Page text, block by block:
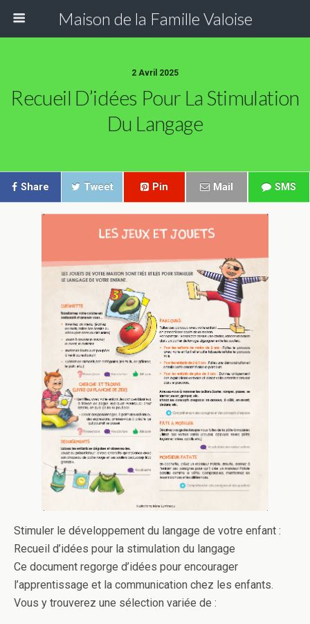
Maison de la Famille Valoise
2 Avril 2025
Recueil D’idées Pour La Stimulation
Du Langage
Share Tweet Pin Mail SMS
Stimuler le développement du langage de votre enfant :
Recueil d’idées pour la stimulation du langage
Ce document regorge d’idées pour encourager
l’apprentissage et la communication chez les enfants.
Vous y trouverez une sélection variée de :